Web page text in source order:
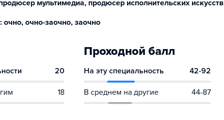
мультимедиа, продюсер исполнительских искусств
очно-заочно, заочно
20
18
Проходной балл
На эту специальность 42-92
В среднем на другие 44-87